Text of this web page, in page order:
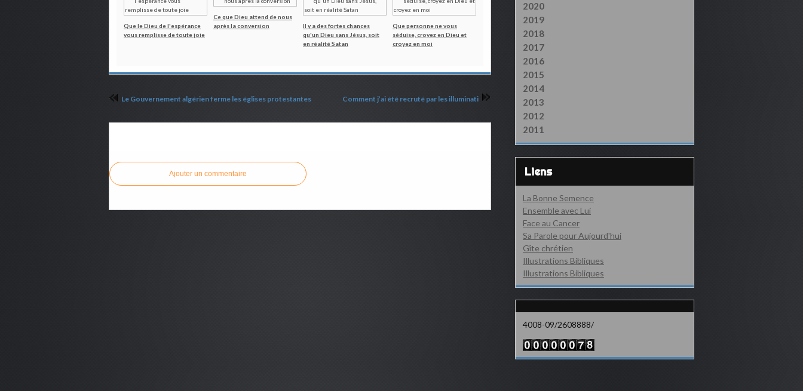
Que le Dieu de l'espérance
vous remplisse de toute joie
Ce que Dieu attend de nous
après la conversion
Il y a des fortes chances
qu'un Dieu sans Jésus, soit
en réalité Satan
Que personne ne vous
séduise, croyez en Dieu et
croyez en moi
Le Gouvernement algérien ferme les églises protestantes Comment j’ai été recruté par les illuminati
Ajouter un commentaire
2020
2019
2018
2017
2016
2015
2014
2013
2012
2011
Liens
La Bonne Semence
Ensemble avec Lui
Face au Cancer
Sa Parole pour Aujourd'hui
Gîte chrétien
Illustrations Bibliques
Illustrations Bibliques
4008-09/2608888/